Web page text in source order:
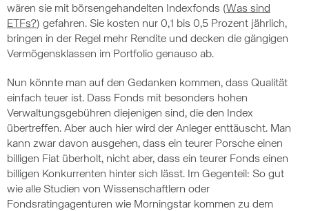
wären sie mit börsengehandelten Indexfonds (Was sind
ETFs?) gefahren. Sie kosten nur 0,1 bis 0,5 Prozent jährlich,
bringen in der Regel mehr Rendite und decken die gängigen
Vermögensklassen im Portfolio genauso ab.
Nun könnte man auf den Gedanken kommen, dass Qualität
einfach teuer ist. Dass Fonds mit besonders hohen
Verwaltungsgebühren diejenigen sind, die den Index
übertreffen. Aber auch hier wird der Anleger enttäuscht. Man
kann zwar davon ausgehen, dass ein teurer Porsche einen
billigen Fiat überholt, nicht aber, dass ein teurer Fonds einen
billigen Konkurrenten hinter sich lässt. Im Gegenteil: So gut
wie alle Studien von Wissenschaftlern oder
Fondsratingagenturen wie Morningstar kommen zu dem